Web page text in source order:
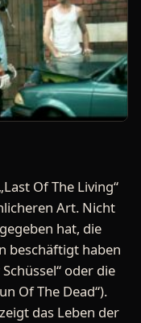
Of The Living“
Art. Nicht
hat, die
beschäftigt haben
oder die
Of The Dead“).
das Leben der